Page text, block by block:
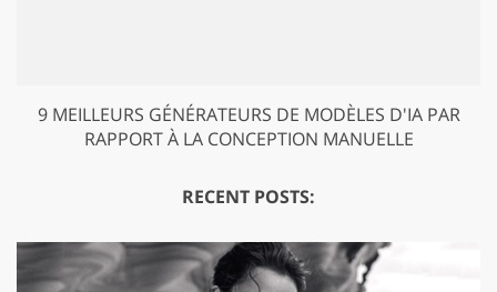
9 MEILLEURS GÉNÉRATEURS DE MODÈLES D'IA PAR
RAPPORT À LA CONCEPTION MANUELLE
RECENT POSTS: